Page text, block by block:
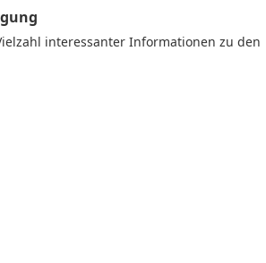
interessanter Informationen zu den